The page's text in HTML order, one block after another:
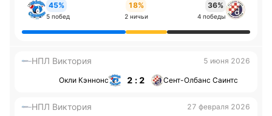
45%
5 побед
18%
2 ничьи
36%
4 победы
НПЛ Виктория 5 июня 2026
Окли Кэннонс 2 : 2 Сент-Олбанс Саинтс
НПЛ Виктория 27 февраля 2026